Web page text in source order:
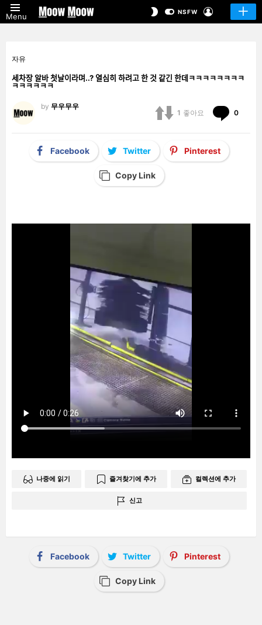
Menu
SWITCHNSFW
자유
세차장 알바 첫날이라며..? 열심히 하려고 한 것 같긴 한데ㅋㅋㅋㅋㅋㅋㅋㅋ
ㅋㅋㅋㅋㅋㅋ
by 무우무우
1 좋아요 0
Facebook Twitter Pinterest
Copy Link
나중에 읽기 즐겨찾기에 추가 컬렉션에 추가
신고
Facebook Twitter Pinterest
Copy Link